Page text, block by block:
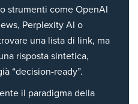
strumenti come OpenAI
Perplexity AI o
una lista di link, ma
risposta sintetica,
“decision-ready”.
il paradigma della